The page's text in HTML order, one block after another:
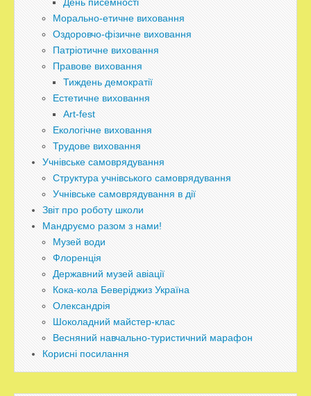
Морально-етичне виховання
Оздоровчо-фізичне виховання
Патріотичне виховання
Правове виховання
Тиждень демократії
Естетичне виховання
Art-fest
Екологічне виховання
Трудове виховання
Учнівське самоврядування
Структура учнівського самоврядування
Учнівське самоврядування в дії
Звіт про роботу школи
Мандруємо разом з нами!
Музей води
Флоренція
Державний музей авіації
Кока-кола Беверіджиз Україна
Олександрія
Шоколадний майстер-клас
Весняний навчально-туристичний марафон
Корисні посилання